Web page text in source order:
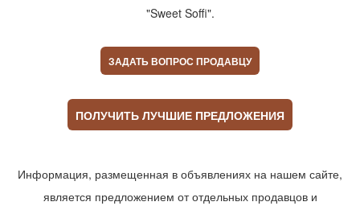
"Sweet Soffi".
ЗАДАТЬ ВОПРОС ПРОДАВЦУ
ПОЛУЧИТЬ ЛУЧШИЕ ПРЕДЛОЖЕНИЯ
Информация, размещенная в объявлениях на нашем сайте,
является предложением от отдельных продавцов и